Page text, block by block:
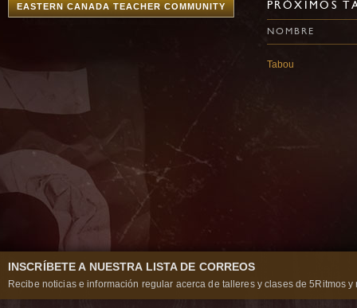
EASTERN CANADA TEACHER COMMUNITY PRÓXIMOS
NOMBRE
Tabou
INSCRÍBETE A NUESTRA LISTA DE CORREOS
Recibe noticias e información regular acerca de talleres y clases de 5Ritmos y